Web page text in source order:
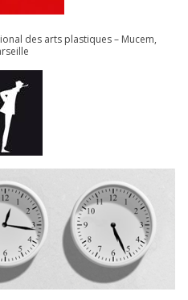
des arts plas­tiques – Mucem,